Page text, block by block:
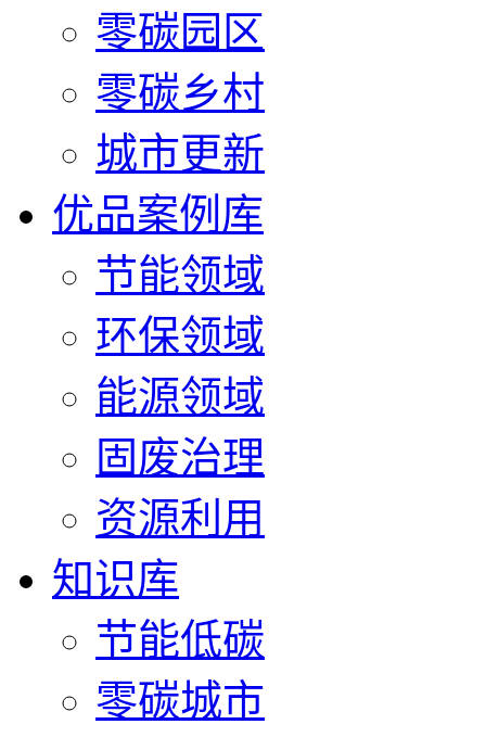
零碳园区
零碳乡村
城市更新
优品案例库
节能领域
环保领域
能源领域
固废治理
资源利用
知识库
节能低碳
零碳城市